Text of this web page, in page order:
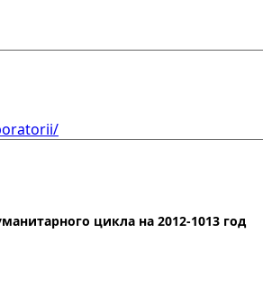
цикла на 2012-1013 год